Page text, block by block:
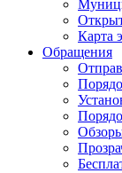
Карта
Обращения